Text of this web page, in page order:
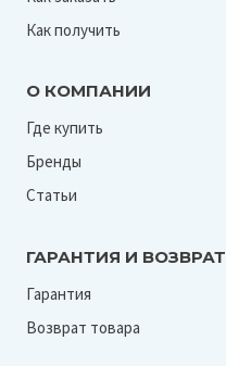
Как получить
О КОМПАНИИ
Где купить
Бренды
Статьи
ГАРАНТИЯ И ВОЗВРАТ
Гарантия
Возврат товара